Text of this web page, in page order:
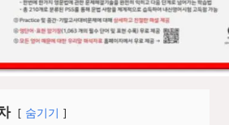
숨기기